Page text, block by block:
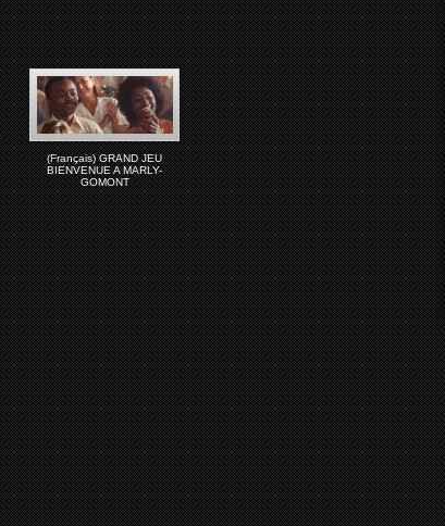
(Français) GRAND JEU
BIENVENUE A MARLY-
GOMONT